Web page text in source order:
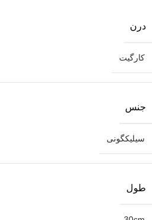
درن
کارگیت
جنس
سیلیکگونی
طول